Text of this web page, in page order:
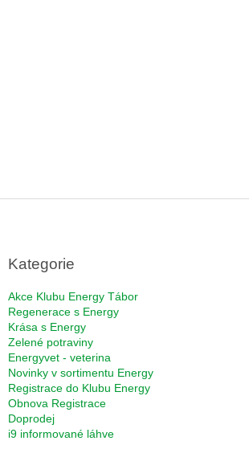
Kategorie
Akce Klubu Energy Tábor
Regenerace s Energy
Krása s Energy
Zelené potraviny
Energyvet - veterina
Novinky v sortimentu Energy
Registrace do Klubu Energy
Obnova Registrace
Doprodej
i9 informované láhve